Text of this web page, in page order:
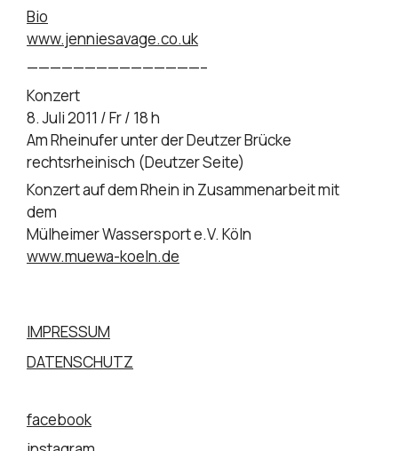
Bio
www.jenniesavage.co.uk
———————————————–
Konzert
8. Juli 2011 / Fr / 18 h
Am Rheinufer unter der Deutzer Brücke
rechtsrheinisch (Deutzer Seite)
Konzert auf dem Rhein in Zusammenarbeit mit
dem
Mülheimer Wassersport e.V. Köln
www.muewa-koeln.de
IMPRESSUM
DATENSCHUTZ
facebook